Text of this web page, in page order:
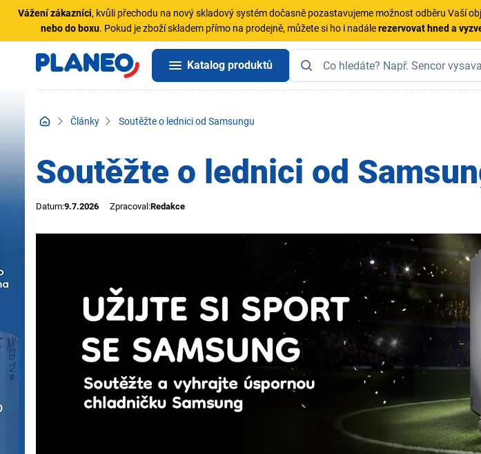
Vážení zákazníci, kvůli přechodu na nový skladový systém dočasně pozastavujeme možnost odběru Vaší
nebo do boxu. Pokud je zboží skladem přímo na prodejně, můžete si ho i nadálerezervovat hned a
Katalog produktů
Články Soutěžte o lednici od Samsungu
Soutěžte o lednici od
Datum:9.7.2026 Zpracoval:Redakce